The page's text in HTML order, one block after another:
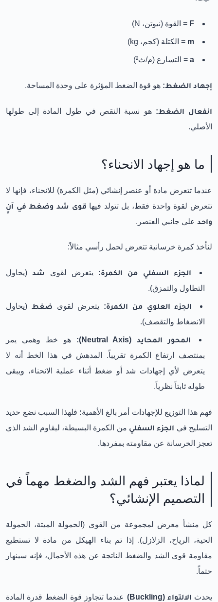
F = القوة (نيوتن، N)
m = الكتلة (كجم، kg)
a = التسارع (م/ث²)
إجهاد الضغط: هو قوة الضغط المؤثرة على وحدة المساحة.
انفعال الضغط: هو نسبة النقص في طول المادة إلى طولها
الأصلي.
ما هو إجهاد الانحناء؟
عندما تتعرض مادة أو عنصر إنشائي (مثل الكمرة) للانحناء، فإنها لا
تتعرض لقوة واحدة فقط، بل تتولد فيها قوى شد وضغط في آنٍ
واحد على جانبي العنصر.
لنأخذ كمرة خرسانية تتعرض لحمل رأسي مثالاً:
الجزء السفلي من الكمرة: يتعرض لقوى شد (يحاول
التطاول والتمزق).
الجزء العلوي من الكمرة: يتعرض لقوى ضغط (يحاول
الانضغاط والتقصف).
المحور المحايد (Neutral Axis):
هو خط وهمي يمر
بمنتصف ارتفاع الكمرة تقريباً. المدهش في هذا الخط أنه لا
يتعرض لأي إجهادات شد أو ضغط أثناء عملية الانحناء، ويبقى
طوله ثابتاً نظرياً.
فهم هذا التوزيع للإجهادات أمر بالغ الأهمية؛ فلهذا السبب نضع حديد
التسليح في الجزء السفلي من الكمرة البسيطة، ليقاوم الشد الذي
تعجز الخرسانة عن مقاومته بمفردها.
لماذا يعتبر فهم الشد والضغط مهماً في
التصميم الإنشائي؟
كل منشأ معرض لمجموعة من القوى (الحمولة الميتة، الحمولة
الحية، الرياح، الزلازل). إذا تم بناء الهيكل من مادة لا تستطيع
مقاومة قوى الشد والضغط الناتجة عن هذه الأحمال، فإنه سينهار
حتماً.
يحدث الالتواء (Buckling)
عندما تتجاوز قوة الضغط قدرة المادة